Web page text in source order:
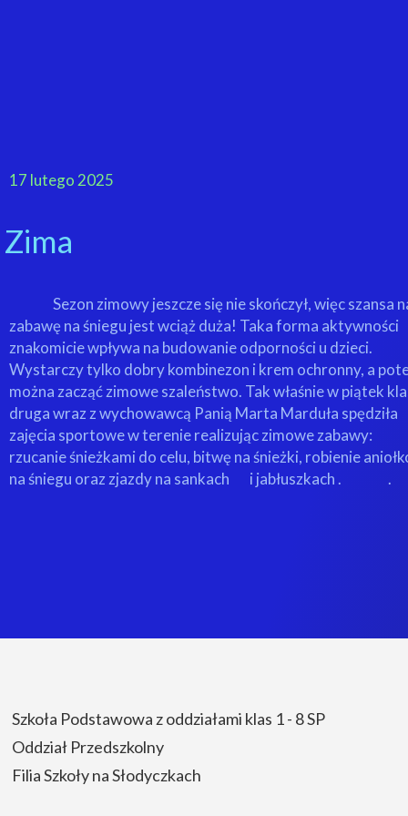
17 lutego 2025
Zima
Sezon zimowy jeszcze się nie skończył, więc szansa
zabawę na śniegu jest wciąż duża! Taka forma aktywności
znakomicie wpływa na budowanie odporności u dzieci.
Wystarczy tylko dobry kombinezon i krem ochronny, a
można zacząć zimowe szaleństwo. Tak właśnie w piątek
druga wraz z wychowawcą Panią Marta Marduła spędziła
zajęcia sportowe w terenie realizując zimowe zabawy:
rzucanie śnieżkami do celu, bitwę na śnieżki, robienie
na śniegu oraz zjazdy na sankach
i jabłuszkach . .
Szkoła Podstawowa z oddziałami klas 1 - 8 SP
Oddział Przedszkolny
Filia Szkoły na Słodyczkach